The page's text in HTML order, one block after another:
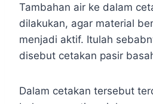
Tambahan air ke dalam
dilakukan, agar material
menjadi aktif. Itulah
disebut cetakan pasir
Dalam cetakan tersebut